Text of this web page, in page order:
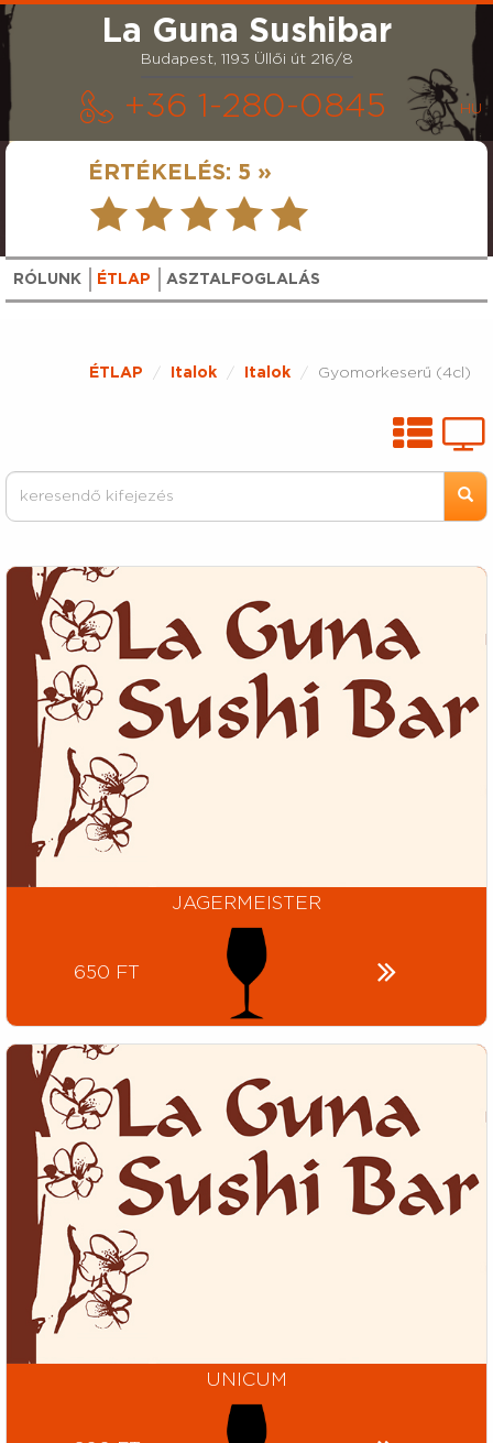
La Guna Sushibar
Budapest, 1193 Üllői út 216/8
+36 1-280-0845
ÉRTÉKELÉS: 5 »
RÓLUNK ÉTLAP ASZTALFOGLALÁS
ÉTLAP Italok Italok Gyomorkeserű (4cl)
JAGERMEISTER
650 FT
UNICUM